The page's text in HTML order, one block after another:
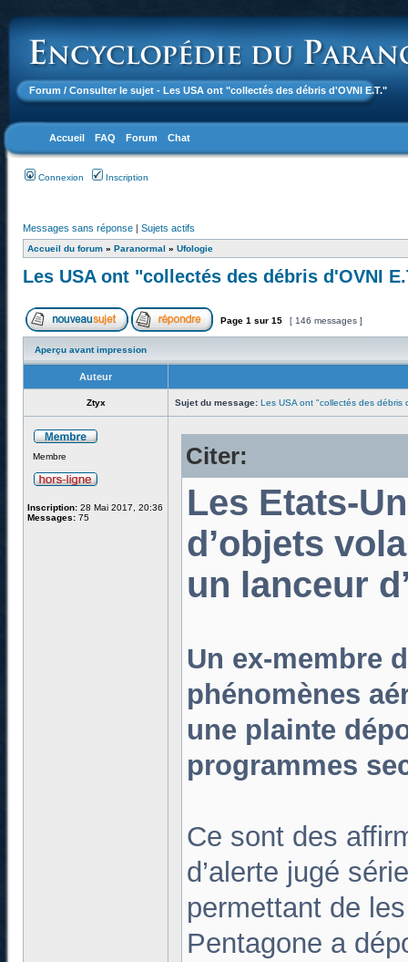
Forum / Consulter le sujet - Les USA ont "collectés des débris d'OVNI E.T."
Accueil FAQ Forum Chat
Connexion Inscription
Messages sans réponse | Sujets actifs
Accueil du forum » Paranormal » Ufologie
Les USA ont "collectés des débris d'OVNI
Page 1 sur 15 [ 146 messages ]
Aperçu avant impression
Auteur
Ztyx Sujet du message: Les USA ont "collectés des débris
Membre
Inscription: 28 Mai 2017, 20:36
Messages: 75
Citer:
Les Etats-
d’objets
un lanceur
Un ex-membre
phénomènes
une plainte
programmes
Ce sont des
d’alerte jugé
permettant de
Pentagone a